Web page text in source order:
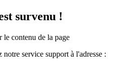
survenu !
le contenu de la page
service support à l'adresse :